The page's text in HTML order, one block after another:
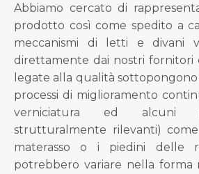
Abbiamo cercato di
prodotto così come spedito a
meccanismi di letti e divani
direttamente dai nostri fornitori
legate alla qualità
processi di miglioramento
verniciatura ed alcuni
strutturalmente rilevanti)
materasso o i piedini delle
potrebbero variare nella forma